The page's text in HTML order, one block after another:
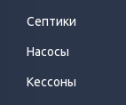
Септики
Насосы
Кессоны